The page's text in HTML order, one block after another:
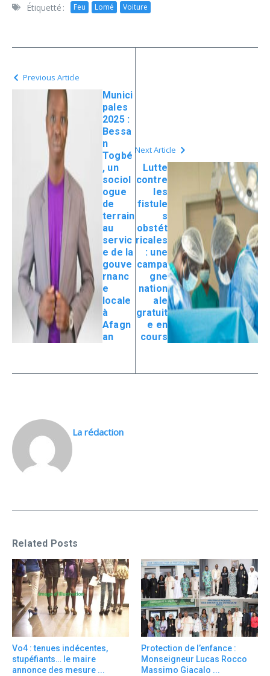
Étiquetté : Feu Lomé Voiture
Previous Article
Munici
pales
2025 :
Bessa
n
Togbé
, un
sociol
ogue
de
terrain
au
servic
e de la
gouve
rnanc
e
locale
à
Afagn
an
Next Article
Lutte
contre
les
fistule
s
obstét
ricales
: une
campa
gne
nation
ale
gratuit
e en
cours
La rédaction
Related Posts
Vo4 : tenues indécentes,
stupéfiants… le maire
annonce des mesure ...
Protection de l’enfance :
Monseigneur Lucas Rocco
Massimo Giacalo ...